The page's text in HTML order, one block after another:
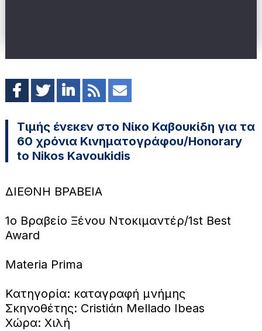
Τιμής ένεκεν στο Νίκο Καβουκίδη για τα
60 χρόνια Κινηματογράφου/Honorary
to Nikos Kavoukidis
ΔΙΕΘΝΗ ΒΡΑΒΕΙΑ
1ο Βραβείο Ξένου Ντοκιμαντέρ/1st Best
Award
Materia Prima
Κατηγορία: καταγραφή μνήμης
Σκηνοθέτης: Cristiάn Mellado Ibeas
Χώρα: Χιλή